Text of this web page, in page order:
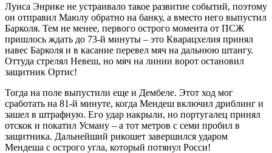
Луиса Энрике не устраивало такое развитие событий, поэтому
он отправил Маюлу обратно на банку, а вместо него выпустил
Барколя. Тем не менее, первого острого момента от ПСЖ
пришлось ждать до 73-й минуты – это Кварацхелия принял
навес Барколя и в касание перевел мяч на дальнюю штангу.
Оттуда стрелял Невеш, но мяч на линии ворот остановил
защитник Ортис!
Тогда на поле выпустили еще и Дембеле. Этот ход мог
сработать на 81-й минуте, когда Мендеш включил дриблинг и
зашел в штрафную. Его удар накрыли, но португалец принял
отскок и покатил Усману – а тот метров с семи пробил в
защитника. Дальнейший рикошет завершился ударом
Мендеша с острого угла, который потянул Росси!